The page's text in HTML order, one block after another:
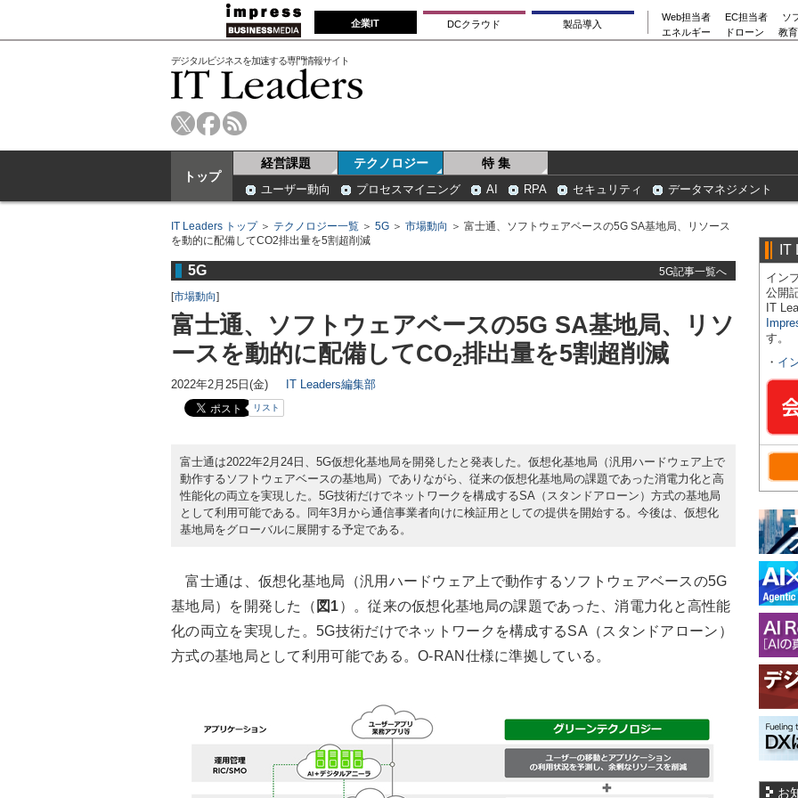
企業IT DCクラウド 製品導入
Web担当者 EC担当者
ソ
エネルギー
ドローン 教
デジタルビジネスを加速する専門情報サイト
トップ
経営課題 テクノロジー 特 集
ユーザー動向 プロセスマイニング AI RPA セキュリティ データマネジメント
IT Leaders トップ＞ テクノロジー一覧 ＞ 5G ＞ 市場動向 ＞ 富士通、ソフトウェアベースの5G SA基地局、リソース
を動的に配備してCO2排出量を5割超削減
5G
5G記事一覧へ
[市場動向]
富士通、ソフトウェアベースの5G SA基地局、リソ
ースを動的に配備してCO2排出量を5割超削減
2022年2月25日(金) IT Leaders編集部
リスト
富士通は2022年2月24日、5G仮想化基地局を開発したと発表した。仮想化基地局（汎用ハードウェア上で
動作するソフトウェアベースの基地局）でありながら、従来の仮想化基地局の課題であった消電力化と高
性能化の両立を実現した。5G技術だけでネットワークを構成するSA（スタンドアローン）方式の基地局
として利用可能である。同年3月から通信事業者向けに検証用としての提供を開始する。今後は、仮想化
基地局をグローバルに展開する予定である。
富士通は、仮想化基地局（汎用ハードウェア上で動作するソフトウェアベースの5G
基地局）を開発した（ 図1）。従来の仮想化基地局の課題であった、消電力化と高性能
化の両立を実現した。5G技術だけでネットワークを構成するSA（スタンドアローン）
方式の基地局として利用可能である。O-RAN仕様に準拠している。
IT
イン
公開
IT
す。
・ イ
お